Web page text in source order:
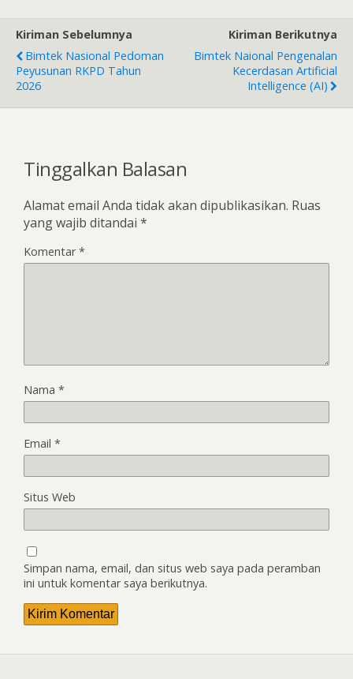
Kiriman Sebelumnya
Bimtek Nasional Pedoman
Peyusunan RKPD Tahun
2026
Kiriman Berikutnya
Bimtek Naional Pengenalan
Kecerdasan Artificial
Intelligence (AI)
Tinggalkan Balasan
Alamat email Anda tidak akan dipublikasikan. Ruas
yang wajib ditandai *
Komentar*
Nama *
Email *
Situs Web
Simpan nama, email, dan situs web saya pada peramban
ini untuk komentar saya berikutnya.